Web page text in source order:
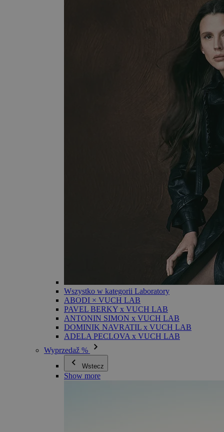
Wszystko w kategorii Laboratory
ABODI × VUCH LAB
PAVEL BERKY x VUCH LAB
ANTONIN SIMON x VUCH LAB
DOMINIK NAVRATIL x VUCH LAB
ADELA PECLOVA x VUCH LAB
Wyprzedaž %
Wstecz
Show more